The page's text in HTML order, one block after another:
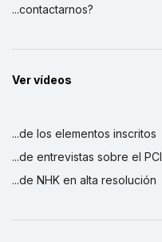
...contactarnos?
Ver vídeos
...de los elementos inscritos
...de entrevistas sobre el PCI
...de NHK en alta resolución